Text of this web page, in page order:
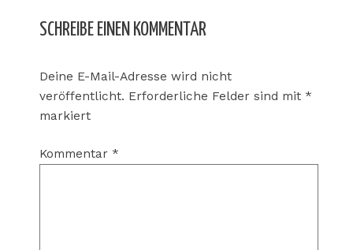
SCHREIBE EINEN KOMMENTAR
Deine E-Mail-Adresse wird nicht
veröffentlicht. Erforderliche Felder sind mit *
markiert
Kommentar *